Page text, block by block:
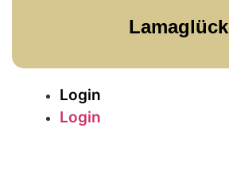
Lamaglück
Login
Login